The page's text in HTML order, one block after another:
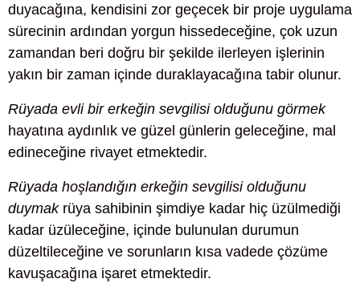
duyacağına, kendisini zor geçecek bir proje uygulama
sürecinin ardından yorgun hissedeceğine, çok uzun
zamandan beri doğru bir şekilde ilerleyen işlerinin
yakın bir zaman içinde duraklayacağına tabir olunur.
Rüyada evli bir erkeğin sevgilisi olduğunu görmek
hayatına aydınlık ve güzel günlerin geleceğine, mal
edineceğine rivayet etmektedir.
Rüyada hoşlandığın erkeğin sevgilisi olduğunu
duymakrüya sahibinin şimdiye kadar hiç üzülmediği
kadar üzüleceğine, içinde bulunulan durumun
düzeltileceğine ve sorunların kısa vadede çözüme
kavuşacağına işaret etmektedir.